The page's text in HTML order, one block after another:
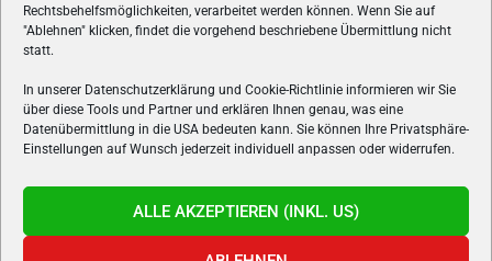
Rechtsbehelfsmöglichkeiten, verarbeitet werden können. Wenn Sie auf
"Ablehnen" klicken, findet die vorgehend beschriebene Übermittlung nicht
statt.
In unserer Datenschutzerklärung und Cookie-Richtlinie informieren wir Sie
über diese Tools und Partner und erklären Ihnen genau, was eine
Datenübermittlung in die USA bedeuten kann. Sie können Ihre Privatsphäre-
Einstellungen auf Wunsch jederzeit individuell anpassen oder widerrufen.
ALLE AKZEPTIEREN (INKL. US)
Hardware und aus der Welt des e-Sport's.
FOLGE UNS